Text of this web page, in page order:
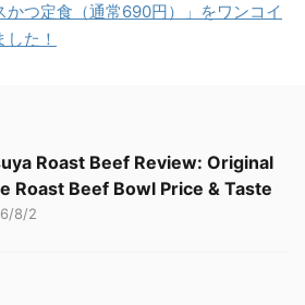
かつ定食（通常690円）」をワンコイ
た！
Roast Beef Review: Original
Roast Beef Bowl Price & Taste
8/2